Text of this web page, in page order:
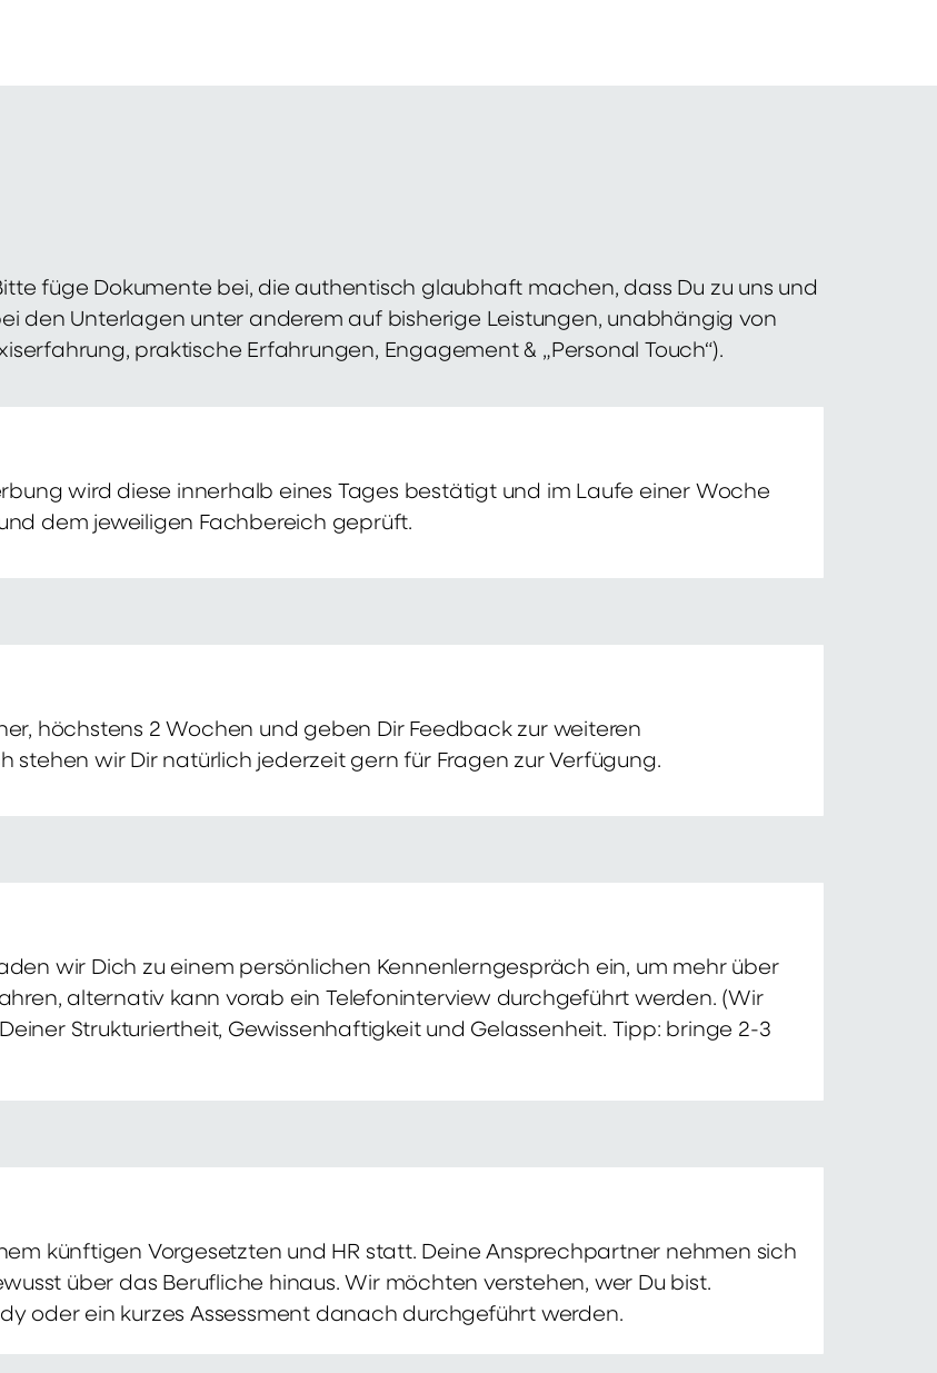
füge Dokumente bei, die authentisch glaubhaft machen, dass Du zu uns und
den Unterlagen unter anderem auf bisherige Leistungen, unabhängig von
praktische Erfahrungen, Engagement & „Personal Touch“).
wird diese innerhalb eines Tages bestätigt und im Laufe einer Woche
dem jeweiligen Fachbereich geprüft.
höchstens 2 Wochen und geben Dir Feedback zur weiteren
stehen wir Dir natürlich jederzeit gern für Fragen zur Verfügung.
wir Dich zu einem persönlichen Kennenlerngespräch ein, um mehr über
alternativ kann vorab ein Telefoninterview durchgeführt werden. (Wir
Strukturiertheit, Gewissenhaftigkeit und Gelassenheit. Tipp: bringe 2-3
künftigen Vorgesetzten und HR statt. Deine Ansprechpartner nehmen sich
über das Berufliche hinaus. Wir möchten verstehen, wer Du bist.
oder ein kurzes Assessment danach durchgeführt werden.